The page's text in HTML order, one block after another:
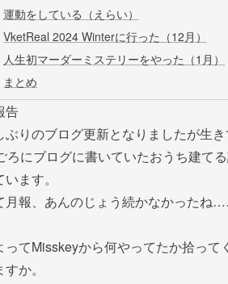
運動をしている（えらい）
VketReal 2024 Winterに行った（12月）
人生初マーダーミステリーをやった（1月）
まとめ
告
ぶりのブログ更新となりましたが生き
ろにブログに書いていたおうち建て
ます。
月報、あんのじょう続かなかったね
ってMisskeyから何やってたか拾っ
か。